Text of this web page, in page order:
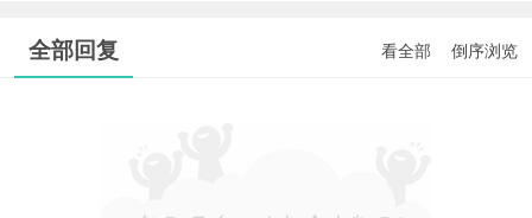
全部回复 看全部 倒序浏览